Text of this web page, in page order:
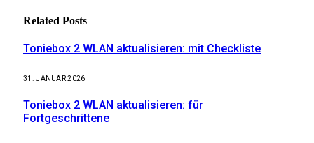
Related Posts
Toniebox 2 WLAN aktualisieren: mit Checkliste
31. JANUAR 2026
Toniebox 2 WLAN aktualisieren: für
Fortgeschrittene